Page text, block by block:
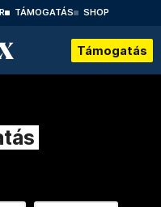
TÁMOGATÁS SHOP
Támogatás